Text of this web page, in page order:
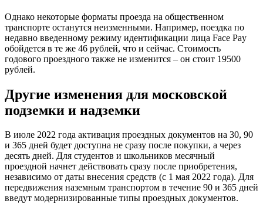
Однако некоторые форматы проезда на общественном
транспорте останутся неизменными. Например, поездка по
недавно введенному режиму идентификации лица Face Pay
обойдется в те же 46 рублей, что и сейчас. Стоимость
годового проездного также не изменится – он стоит 19500
рублей.
Другие изменения для московской
подземки и надземки
В июле 2022 года активация проездных документов на 30, 90
и 365 дней будет доступна не сразу после покупки, а через
десять дней. Для студентов и школьников месячный
проездной начнет действовать сразу после приобретения,
независимо от даты внесения средств (с 1 мая 2022 года). Для
передвижения наземным транспортом в течение 90 и 365 дней
введут модернизированные типы проездных документов.